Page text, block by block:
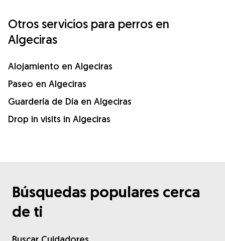
Otros servicios para perros en
Algeciras
Alojamiento en Algeciras
Paseo en Algeciras
Guardería de Día en Algeciras
Drop in visits in Algeciras
Búsquedas populares cerca
de ti